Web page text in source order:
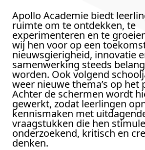
Apollo Academie biedt
ruimte om te ontdekken, te
experimenteren en te
wij hen voor op een
nieuwsgierigheid, innovatie
samenwerking steeds
worden. Ook volgend
weer nieuwe thema’s op het
Achter de schermen wordt
gewerkt, zodat leerlingen
kennismaken met
vraagstukken die hen
onderzoekend, kritisch en
denken.